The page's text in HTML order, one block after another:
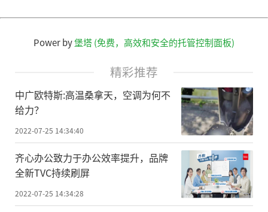
Power by堡塔 (免费，高效和安全的托管控制面板)
精彩推荐
中广欧特斯:高温桑拿天，空调为何不
给力？
2022-07-25 14:34:40
齐心办公致力于办公效率提升，品牌
全新TVC持续刷屏
2022-07-25 14:34:28